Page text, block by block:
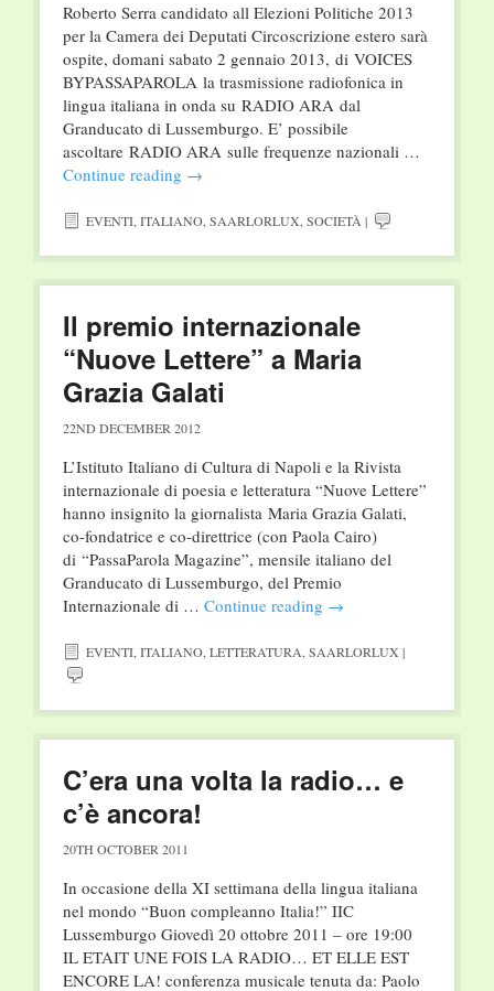
Roberto Serra candidato all Elezioni Politiche 2013
per la Camera dei Deputati Circoscrizione estero sarà
ospite, domani sabato 2 gennaio 2013, di VOICES
BYPASSAPAROLA la trasmissione radiofonica in
lingua italiana in onda su RADIO ARA dal
Granducato di Lussemburgo. E’ possibile
ascoltare RADIO ARA sulle frequenze nazionali …
Continue reading →
EVENTI,ITALIANO,SAARLORLUX,SOCIETÀ |
Il premio internazionale
“Nuove Lettere” a Maria
Grazia Galati
22ND DECEMBER 2012
L’Istituto Italiano di Cultura di Napoli e la Rivista
internazionale di poesia e letteratura “Nuove Lettere”
hanno insignito la giornalista Maria Grazia Galati,
co-fondatrice e co-direttrice (con Paola Cairo)
di “PassaParola Magazine”, mensile italiano del
Granducato di Lussemburgo, del Premio
Internazionale di … Continue reading →
EVENTI, ITALIANO, LETTERATURA SAARLORLUX |
C’era una volta la radio… e
c’è ancora!
20TH OCTOBER 2011
In occasione della XI settimana della lingua italiana
nel mondo “Buon compleanno Italia!” IIC
Lussemburgo Giovedì 20 ottobre 2011 – ore 19:00
IL ETAIT UNE FOIS LA RADIO… ET ELLE EST
ENCORE LA! conferenza musicale tenuta da: Paolo